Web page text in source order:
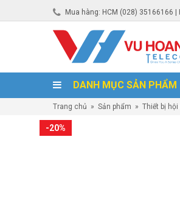
Mua hàng: HCM (028) 35166166 |
DANH MỤC SẢN PHẨM
Trang chủ » Sản phẩm » Thiết bị
-20%